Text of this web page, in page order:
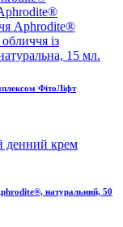
Aphrodite®
ФітоЛіфт
натуральний, 50